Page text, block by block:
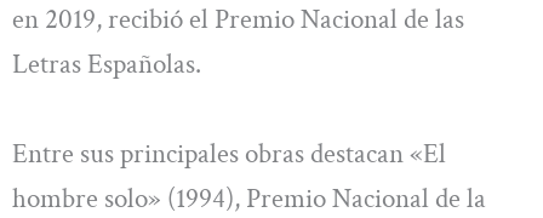
en 2019, recibió el Premio Nacional de las
Letras Españolas.
Entre sus principales obras destacan «El
hombre solo» (1994), Premio Nacional de la